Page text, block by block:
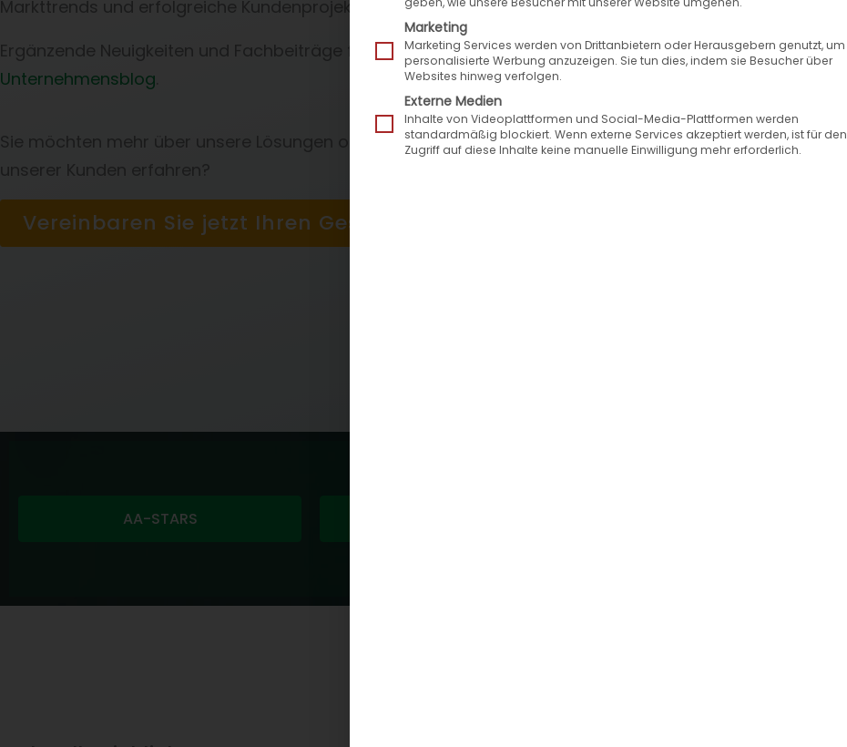
Markttrends und erfolgreiche Kundenprojekte.
Ergänzende Neuigkeiten und Fachbeiträge finden Sie in unserem
Unternehmensblog
Sie möchten mehr über unsere Lösungen oder Erfolgsgeschichten
Vereinbaren Sie jetzt Ihren Gesprächstermin!
AA-STARS
Marketing
Marketing Services werden von Drittanbietern oder Herausgebern genutzt, um
personalisierte Werbung anzuzeigen. Sie tun dies, indem sie Besucher über
Websites hinweg verfolgen.
Externe Medien
Inhalte von Videoplattformen und Social-Media-Plattformen werden
standardmäßig blockiert. Wenn externe Services akzeptiert werden, ist für den
Zugriff auf diese Inhalte keine manuelle Einwilligung mehr erforderlich.